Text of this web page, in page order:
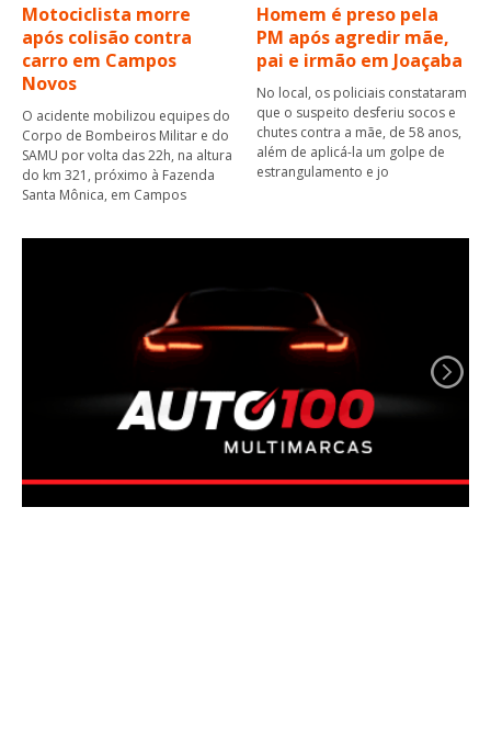
Motociclista morre
após colisão contra
carro em Campos
Novos
O acidente mobilizou equipes do
Corpo de Bombeiros Militar e do
SAMU por volta das 22h, na altura
do km 321, próximo à Fazenda
Santa Mônica, em Campos
Homem é preso pela
PM após agredir mãe,
pai e irmão em Joaçaba
No local, os policiais constataram
que o suspeito desferiu socos e
chutes contra a mãe, de 58 anos,
além de aplicá-la um golpe de
estrangulamento e jo